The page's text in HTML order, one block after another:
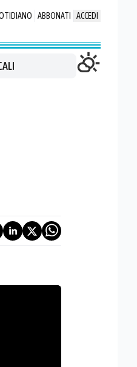
ABBONATI ACCEDI